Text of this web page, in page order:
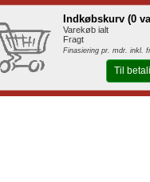
Indkøbskurv (0
Varekøb ialt
Fragt
Finasiering pr. mdr. inkl.
Til